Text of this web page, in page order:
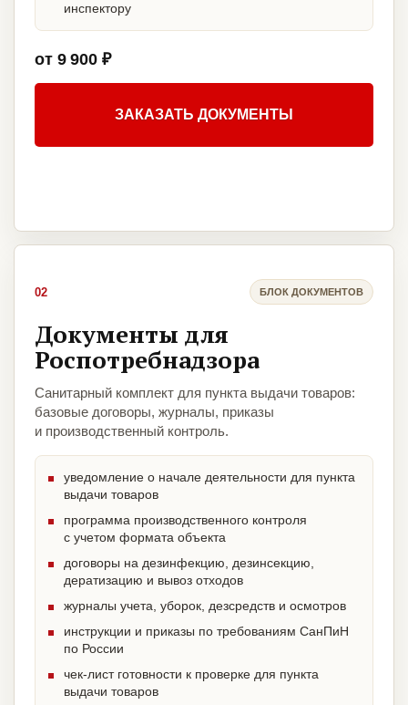
инспектору
от 9 900 ₽
ЗАКАЗАТЬ ДОКУМЕНТЫ
02 БЛОК ДОКУМЕНТОВ
Документы для
Роспотребнадзора
Санитарный комплект для пункта выдачи товаров:
базовые договоры, журналы, приказы
и производственный контроль.
уведомление о начале деятельности для пункта
выдачи товаров
программа производственного контроля
с учетом формата объекта
договоры на дезинфекцию, дезинсекцию,
дератизацию и вывоз отходов
журналы учета, уборок, дезсредств и осмотров
инструкции и приказы по требованиям СанПиН
по России
чек-лист готовности к проверке для пункта
выдачи товаров